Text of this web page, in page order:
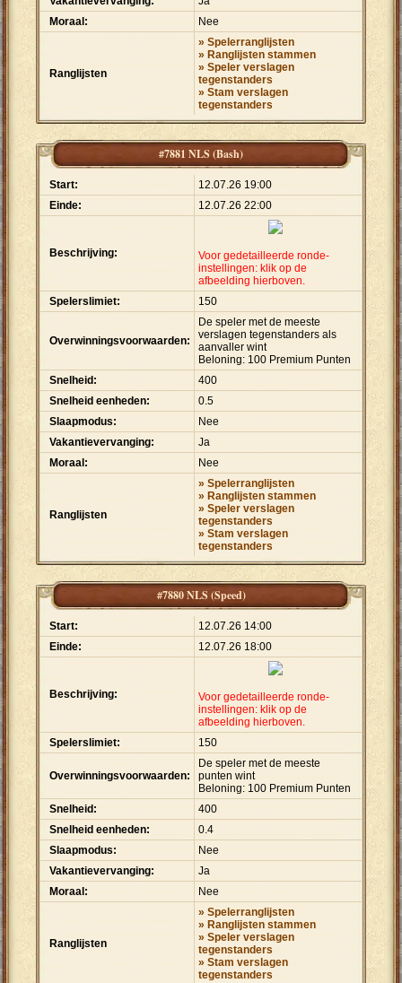
Moraal:
Nee
Ranglijsten
» Spelerranglijsten
» Ranglijsten stammen
» Speler verslagen
tegenstanders
» Stam verslagen
tegenstanders
#7881 NLS (Bash)
Start:
12.07.26 19:00
Einde:
12.07.26 22:00
Beschrijving:
Voor gedetailleerde ronde-
instellingen: klik op de
afbeelding hierboven.
Spelerslimiet:
150
Overwinningsvoorwaarden:
De speler met de meeste
verslagen tegenstanders als
aanvaller wint
Beloning: 100 Premium Punten
Snelheid:
400
Snelheid eenheden:
0.5
Slaapmodus:
Nee
Vakantievervanging:
Ja
Moraal:
Nee
Ranglijsten
» Spelerranglijsten
» Ranglijsten stammen
» Speler verslagen
tegenstanders
» Stam verslagen
tegenstanders
#7880 NLS (Speed)
Start:
12.07.26 14:00
Einde:
12.07.26 18:00
Beschrijving:
Voor gedetailleerde ronde-
instellingen: klik op de
afbeelding hierboven.
Spelerslimiet:
150
Overwinningsvoorwaarden:
De speler met de meeste
punten wint
Beloning: 100 Premium Punten
Snelheid:
400
Snelheid eenheden:
0.4
Slaapmodus:
Nee
Vakantievervanging:
Ja
Moraal:
Nee
Ranglijsten
» Spelerranglijsten
» Ranglijsten stammen
» Speler verslagen
tegenstanders
» Stam verslagen
tegenstanders